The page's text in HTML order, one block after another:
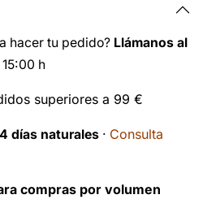
hacer tu pedido? Llámanos al
h
superiores a 99 €
días naturales · Consulta
compras por volumen